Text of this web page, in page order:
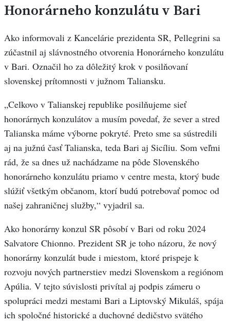
Honorárneho konzulátu v Bari
Ako informovali z Kancelárie prezidenta SR, Pellegrini sa
zúčastnil aj slávnostného otvorenia Honorárneho konzulátu
v Bari. Označil ho za dôležitý krok v posilňovaní
slovenskej prítomnosti v južnom Taliansku.
„Celkovo v Talianskej republike posilňujeme sieť
honorárnych konzulátov a musím povedať, že sever a stred
Talianska máme výborne pokryté. Preto sme sa sústredili
aj na južnú časť Talianska, teda Bari aj Sicíliu. Som veľmi
rád, že sa dnes už nachádzame na pôde Slovenského
honorárneho konzulátu priamo v centre mesta, ktorý bude
slúžiť všetkým občanom, ktorí budú potrebovať pomoc od
našej zahraničnej služby,“ vyjadril sa.
Ako honorárny konzul SR pôsobí v Bari od roku 2024
Salvatore Chionno. Prezident SR je toho názoru, že nový
honorárny konzulát bude i miestom, ktoré prispeje k
rozvoju nových partnerstiev medzi Slovenskom a regiónom
Apúlia. V tejto súvislosti privítal aj podpis zámeru o
spolupráci medzi mestami Bari a Liptovský Mikuláš, spája
ich spoločné historické a duchovné dedičstvo svätého